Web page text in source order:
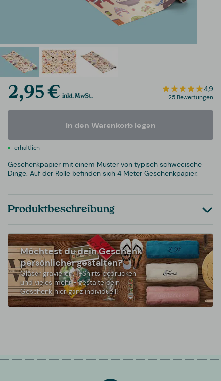
2,95 € inkl. MwSt.
4,9
25 Bewertungen
In den Warenkorb legen
erhältlich
Geschenkpapier mit einem Muster von typisch schwedische
Dinge. Auf der Rolle befinden sich 4 Meter Geschenkpapier.
Produktbeschreibung
Möchtest du dein Geschenk
persönlicher gestalten?
Gläser gravieren, T-Shirts bedrucken
und vieles mehr - gestalte dein
Geschenk hier ganz individuell!